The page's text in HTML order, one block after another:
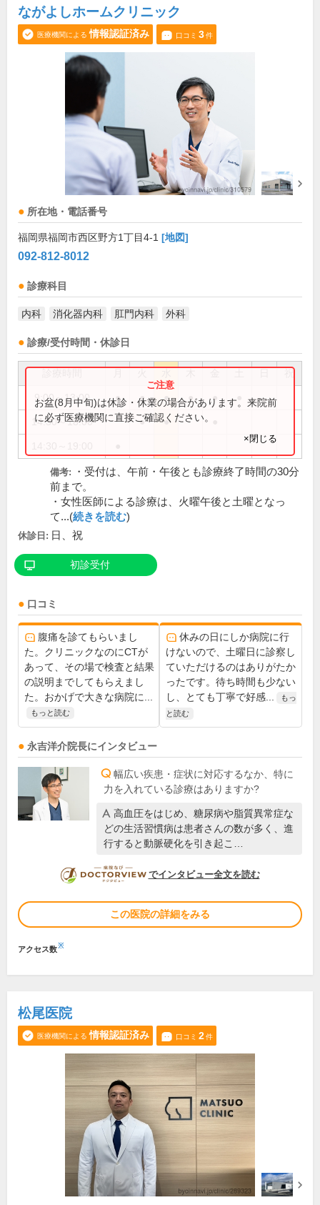
ながよしホームクリニック
医療機関による 情報認証済み 口コミ 3件
所在地・電話番号
福岡県福岡市西区野方1丁目4-1 [地図]
092-812-8012
診療科目
内科 消化器内科 肛門内科 外科
診療/受付時間・休診日
祝
9:00～13:00 ● ● ● ● ●
14:30～18:00 ● ●
お盆(8月中旬)は休診・休業の場合があります。来院前
に必ず医療機関に直接ご確認ください。
×閉じる
備考:
・受付は、午前・午後とも診療終了時間の30分
前まで。
・女性医師による診療は、火曜午後と土曜となっ
て...(続きを読む)
休診日: 日、祝
初診受付
口コミ
腹痛を診てもらいまし
た。クリニックなのにCTが
あって、その場で検査と結果
の説明までしてもらえまし
た。おかげで大きな病院に...
もっと読む
休みの日にしか病院に行
けないので、土曜日に診察し
ていただけるのはありがたか
ったです。待ち時間も少ない
し、とても丁寧で好感...
もっ
と読む
永吉洋介院長にインタビュー
幅広い疾患・症状に対応するなか、特に
力を入れている診療はありますか?
高血圧をはじめ、糖尿病や脂質異常症な
どの生活習慣病は患者さんの数が多く、進
行すると動脈硬化を引き起こ…
DOCTORVIEW
でインタビュー全文を読む
この医院の詳細をみる
アクセス数※
松尾医院
医療機関による 情報認証済み 口コミ 2件